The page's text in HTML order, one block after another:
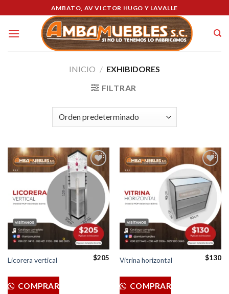
to
content
AMBATO, AV VICTOR HUGO Y LAVALLE
INICIO / EXHIBIDORES
FILTRAR
Añadir
a la
lista de
deseos
Licorera vertical $205
COMPRAR
Añadir
a la
lista de
deseos
Vitrina horizontal $130
COMPRAR